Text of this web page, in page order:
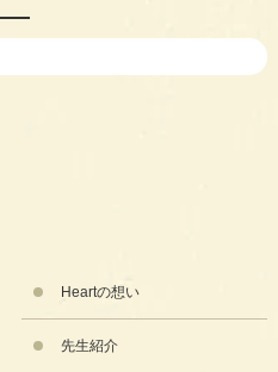
Heartの想い
先生紹介